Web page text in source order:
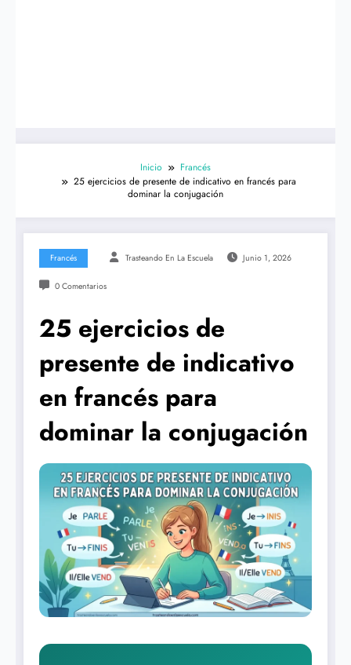
Inicio
Francés
25 ejercicios de presente de indicativo en francés para
dominar la conjugación
Francés Trasteando En La Escuela Junio 1, 2026
0 Comentarios
25 ejercicios de
presente de indicativo
en francés para
dominar la conjugación